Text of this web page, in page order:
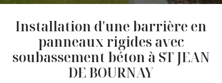
Installation d'une barrière en
panneaux rigides avec
soubassement béton à ST JEAN
DE BOURNAY